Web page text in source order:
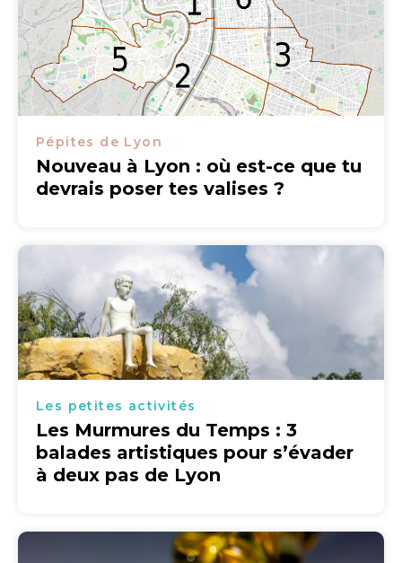
Pépites de Lyon
Nouveau à Lyon : où est-ce que tu
devrais poser tes valises ?
Les petites activités
Les Murmures du Temps : 3
balades artistiques pour s’évader
à deux pas de Lyon